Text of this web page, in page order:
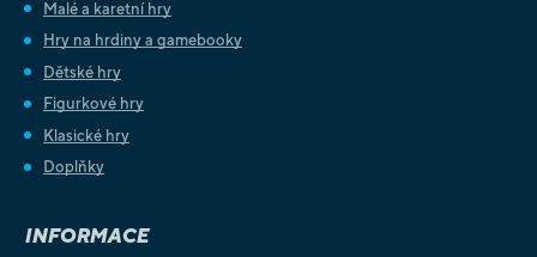
Malé a karetní hry
Hry na hrdiny a gamebooky
Dětské hry
Figurkové hry
Klasické hry
Doplňky
INFORMACE